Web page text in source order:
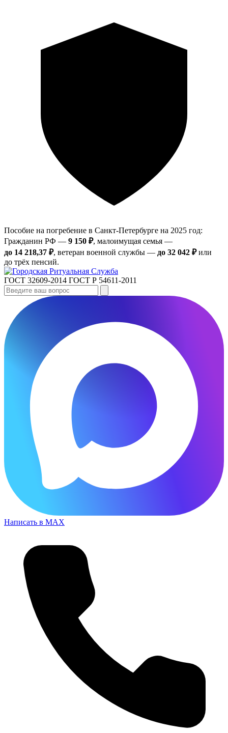
Пособие на погребение в Санкт‑Петербурге на 2025 год:
Гражданин РФ — 9 150 ₽, малоимущая семья —
до 14 218,37 ₽, ветеран военной службы — до 32 042 ₽или
до трёх пенсий.
ГОСТ 32609-2014 ГОСТ Р 54611-2011
Написать в MAX